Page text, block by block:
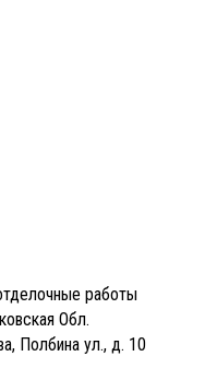
работы
Обл.
Полбина ул., д. 10